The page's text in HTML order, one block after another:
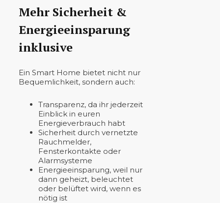
Mehr Sicherheit &
Energieeinsparung
inklusive
Ein Smart Home bietet nicht nur
Bequemlichkeit, sondern auch:
Transparenz, da ihr jederzeit
Einblick in euren
Energieverbrauch habt
Sicherheit durch vernetzte
Rauchmelder,
Fensterkontakte oder
Alarmsysteme
Energieeinsparung, weil nur
dann geheizt, beleuchtet
oder belüftet wird, wenn es
nötig ist